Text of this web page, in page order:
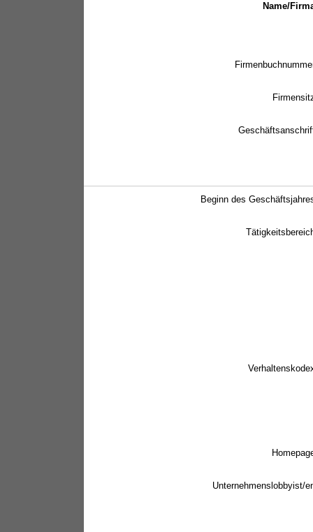
Name/
Beginn des
Unternehmenslobbyist/